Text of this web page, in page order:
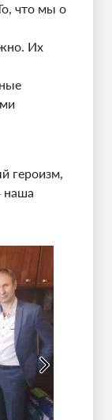
что мы о
Их
героизм,
наша